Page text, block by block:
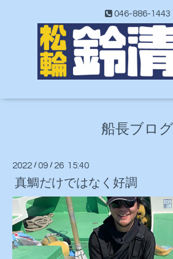
046-886-1443
船長ブログ
2022 / 09 / 26 15:40
真鯛だけではなく好調